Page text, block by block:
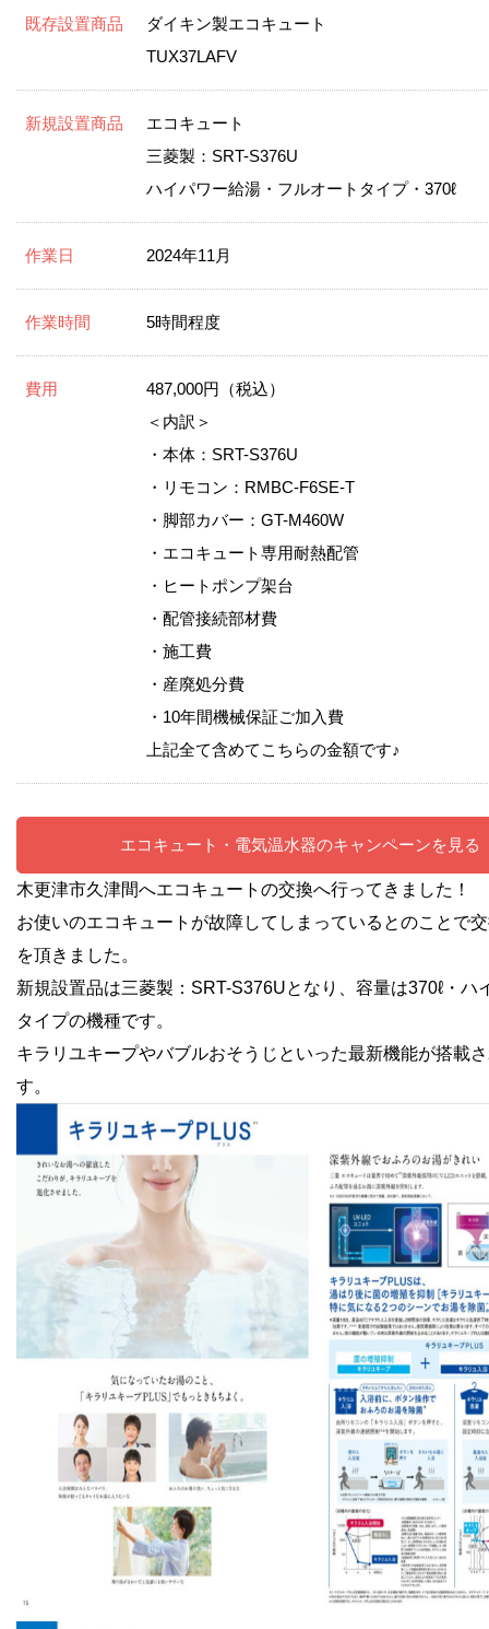
既存設置商品
ダイキン製エコキュート
TUX37LAFV
新規設置商品
エコキュート
三菱製：SRT-S376U
ハイパワー給湯・フルオートタイプ・370ℓ
作業日 2024年11月
作業時間 5時間程度
費用
487,000円（税込）
＜内訳＞
・本体：SRT-S376U
・リモコン：RMBC-F6SE-T
・脚部カバー：GT-M460W
・エコキュート専用耐熱配管
・ヒートポンプ架台
・配管接続部材費
・施工費
・産廃処分費
・10年間機械保証ご加入費
上記全て含めてこちらの金額です♪
エコキュート・電気温水器のキャンペーンを見る
木更津市久津間へエコキュートの交換へ行ってきました！
お使いのエコキュートが故障してしまっているとのことで
を頂きました 。
新規設置品は三菱製：SRT-S376Uとなり、容量は370ℓ・ハ
タイプの機種です。
キラリユキープやバブルおそうじといった最新機能が搭載
す。